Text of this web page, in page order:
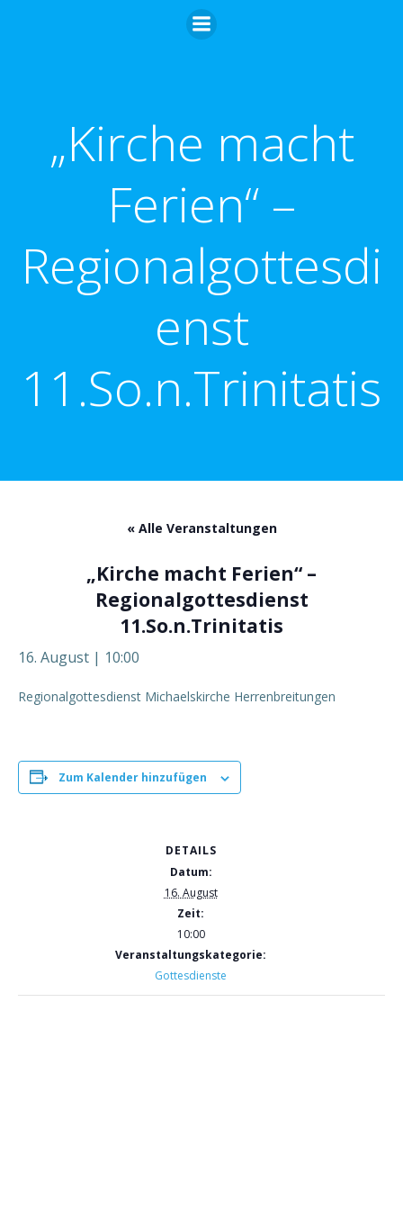
Zum
Inhalt
„Kirche macht
Ferien“ –
Regionalgottesdi
enst
11.So.n.Trinitatis
« Alle Veranstaltungen
„Kirche macht Ferien“ –
Regionalgottesdienst
11.So.n.Trinitatis
16. August | 10:00
Regionalgottesdienst Michaelskirche Herrenbreitungen
Zum Kalender hinzufügen
DETAILS
Datum:
16. August
Zeit:
10:00
Veranstaltungskategorie:
Gottesdienste